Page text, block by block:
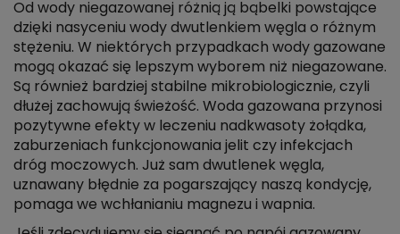
Od wody niegazowanej różnią ją bąbelki powstające
dzięki nasyceniu wody dwutlenkiem węgla o różnym
stężeniu. W niektórych przypadkach wody gazowane
mogą okazać się lepszym wyborem niż niegazowane.
Są również bardziej stabilne mikrobiologicznie, czyli
dłużej zachowują świeżość. Woda gazowana przynosi
pozytywne efekty w leczeniu nadkwasoty żołądka,
zaburzeniach funkcjonowania jelit czy infekcjach
dróg moczowych. Już sam dwutlenek węgla,
uznawany błędnie za pogarszający naszą kondycję,
pomaga we wchłanianiu magnezu i wapnia.